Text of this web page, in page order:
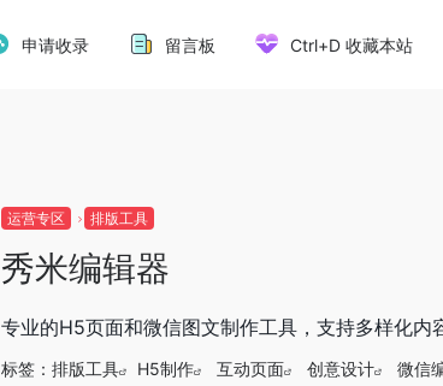
申请收录 留言板 Ctrl+D 收藏本站
运营专区 排版工具
秀米编辑器
专业的H5页面和微信图文制作工具，支持多样化内
标签： 排版工具 H5制作 互动页面 创意设计 微信